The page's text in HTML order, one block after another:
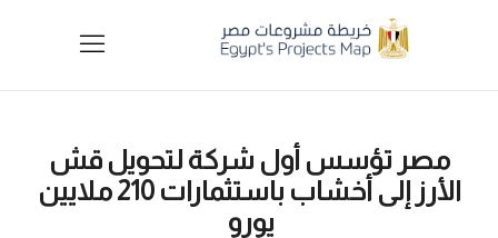
مصر تؤسس أول شركة لتحويل قش
الأرز إلى أخشاب باستثمارات 210 ملايين
يورو ‎